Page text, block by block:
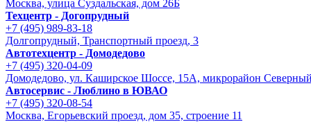
Москва, улица Суздальская, дом 26Б
Техцентр - Догопрудный
+7 (495) 989-83-18
Долгопрудный, Транспортный проезд, 3
Автотехцентр - Домодедово
+7 (495) 320-04-09
Домодедово, ул. Каширское Шоссе, 15А, микрорайон
Автосервис - Люблино в ЮВАО
+7 (495) 320-08-54
Москва, Егорьевский проезд, дом 35, строение 11